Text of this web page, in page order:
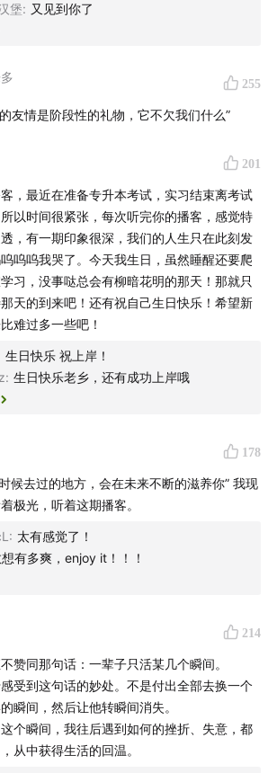
不是所有的相遇都需要一个结局
息，自由的代价与无法逃离的牵挂
为生活“命名”（去了解你的恐惧是什
感受与选择你的“频率”（去靠近你想要
意义感作为终极目的（关于创作、价
实践“微小的重启”（从明天起，做一个
私人博物馆”，你我皆是光芒的总和
｜抖音｜B站｜Instagram｜YouTube
｜Spotify｜QQ音乐｜网易云音乐｜喜
堡: 又见到你了
255
友情是阶段性的礼物，它不欠我们什么”
201
，最近在准备专升本考试，实习结束离考试
以时间很紧张，每次听完你的播客，感觉特
，有一期印象很深，我们的人生只在此刻发
呜呜我哭了。今天我生日，虽然睡醒还要爬
习，没事哒总会有柳暗花明的那天！那就只
天的到来吧！还有祝自己生日快乐！希望新
难过多一些吧！
生日快乐 祝上岸！
: 生日快乐老乡，还有成功上岸哦
178
候去过的地方，会在未来不断的滋养你” 我现
极光，听着这期播客。
: 太有感觉了！
有多爽，enjoy it！！！
214
赞同那句话：一辈子只活某几个瞬间。
受到这句话的妙处。不是付出全部去换一个
瞬间，然后让他转瞬间消失。
个瞬间，我往后遇到如何的挫折、失意，都
从中获得生活的回温。